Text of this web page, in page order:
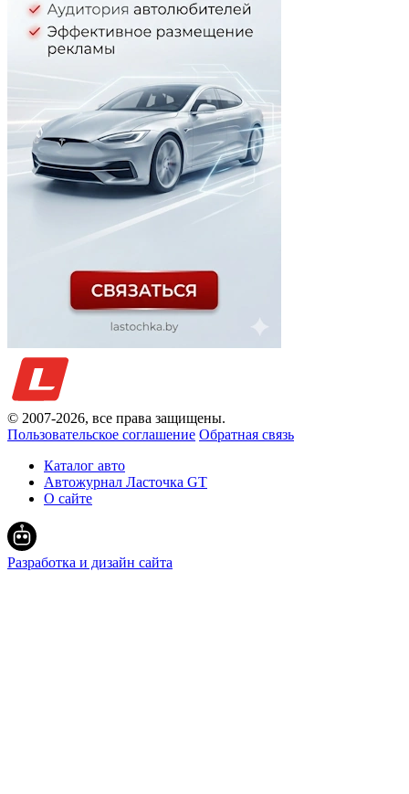
© 2007-2026, все права защищены.
Пользовательское соглашение Обратная связь
Каталог авто
Автожурнал Ласточка GT
О сайте
Разработка и дизайн сайта